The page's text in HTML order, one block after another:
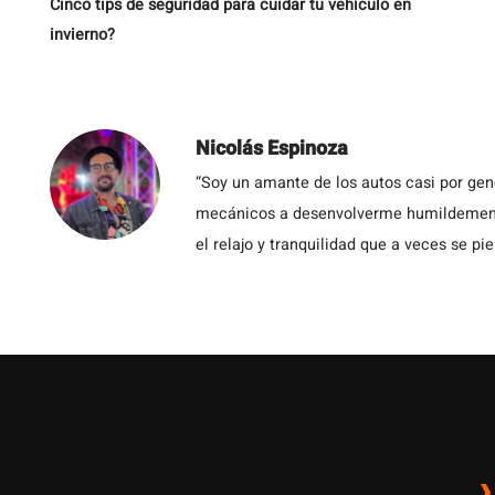
Cinco tips de seguridad para cuidar tu vehículo en
invierno?
Nicolás Espinoza
“Soy un amante de los autos casi por
mecánicos a desenvolverme
el relajo y tranquilidad que a veces se